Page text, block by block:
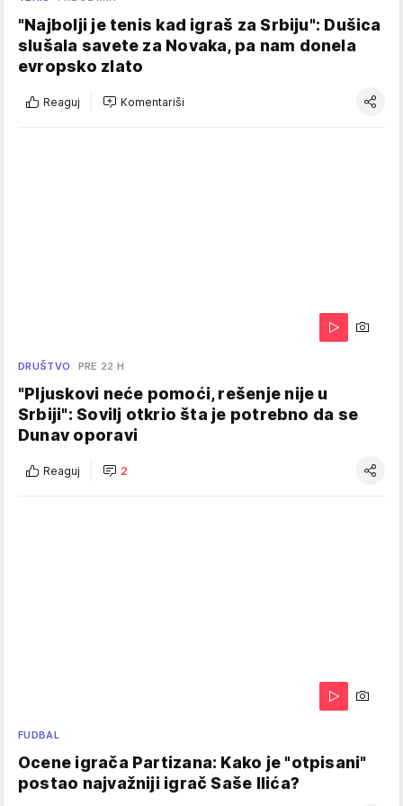
"Najbolji je tenis kad igraš za Srbiju": Dušica
slušala savete za Novaka, pa nam donela
evropsko zlato
Reaguj Komentariši
DRUŠTVO PRE 22 H
"Pljuskovi neće pomoći, rešenje nije u
Srbiji": Sovilj otkrio šta je potrebno da se
Dunav oporavi
Reaguj 2
FUDBAL
Ocene igrača Partizana: Kako je "otpisani"
postao najvažniji igrač Saše Ilića?